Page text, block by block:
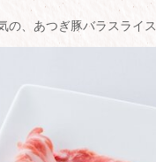
の、あつぎ豚バラスライ